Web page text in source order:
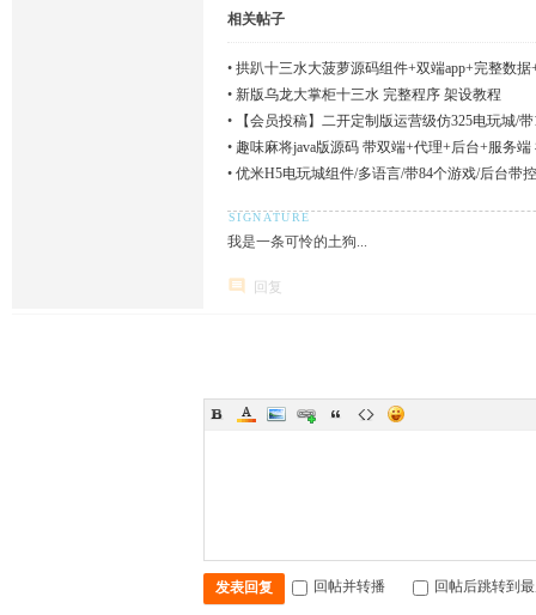
相关帖子
• 拱趴十三水大菠萝源码组件+双端app+完整数据
• 新版乌龙大掌柜十三水 完整程序 架设教程
•
【会员投稿】二开定制版运营级仿325电玩城/
• 趣味麻将java版源码 带双端+代理+后台+服务
• 优米H5电玩城组件/多语言/带84个游戏/后台带
我是一条可怜的土狗...
回复
发表回复 回帖并转播 回帖后跳转到